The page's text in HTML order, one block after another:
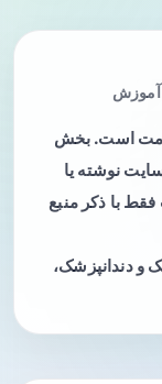
آموزش
است. بخش
نوشته یا
با ذکر منبع
و دندانپزشک،